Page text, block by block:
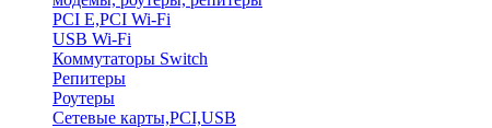
PCI E,PCI Wi-Fi
USB Wi-Fi
Коммутаторы Switch
Репитеры
Роутеры
Сетевые карты,PCI,USB